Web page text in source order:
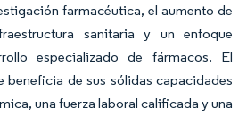
farmacéutica, el aumento de
sanitaria y un enfoque
especializado de fármacos. El
beneficia de sus sólidas capacidades
una fuerza laboral calificada y una